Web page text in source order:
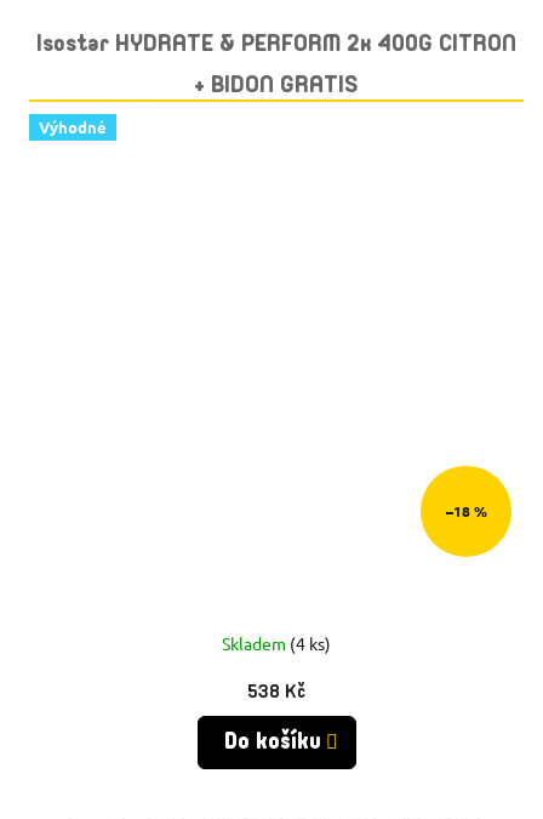
Isostar HYDRATE & PERFORM 2x 400G CITRON
+ BIDON GRATIS
Výhodné
–18 %
Skladem (4 ks)
538 Kč
Do košíku